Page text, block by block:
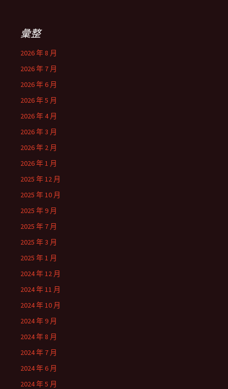
彙整
2026 年 8 月
2026 年 7 月
2026 年 6 月
2026 年 5 月
2026 年 4 月
2026 年 3 月
2026 年 2 月
2026 年 1 月
2025 年 12 月
2025 年 10 月
2025 年 9 月
2025 年 7 月
2025 年 3 月
2025 年 1 月
2024 年 12 月
2024 年 11 月
2024 年 10 月
2024 年 9 月
2024 年 8 月
2024 年 7 月
2024 年 6 月
2024 年 5 月